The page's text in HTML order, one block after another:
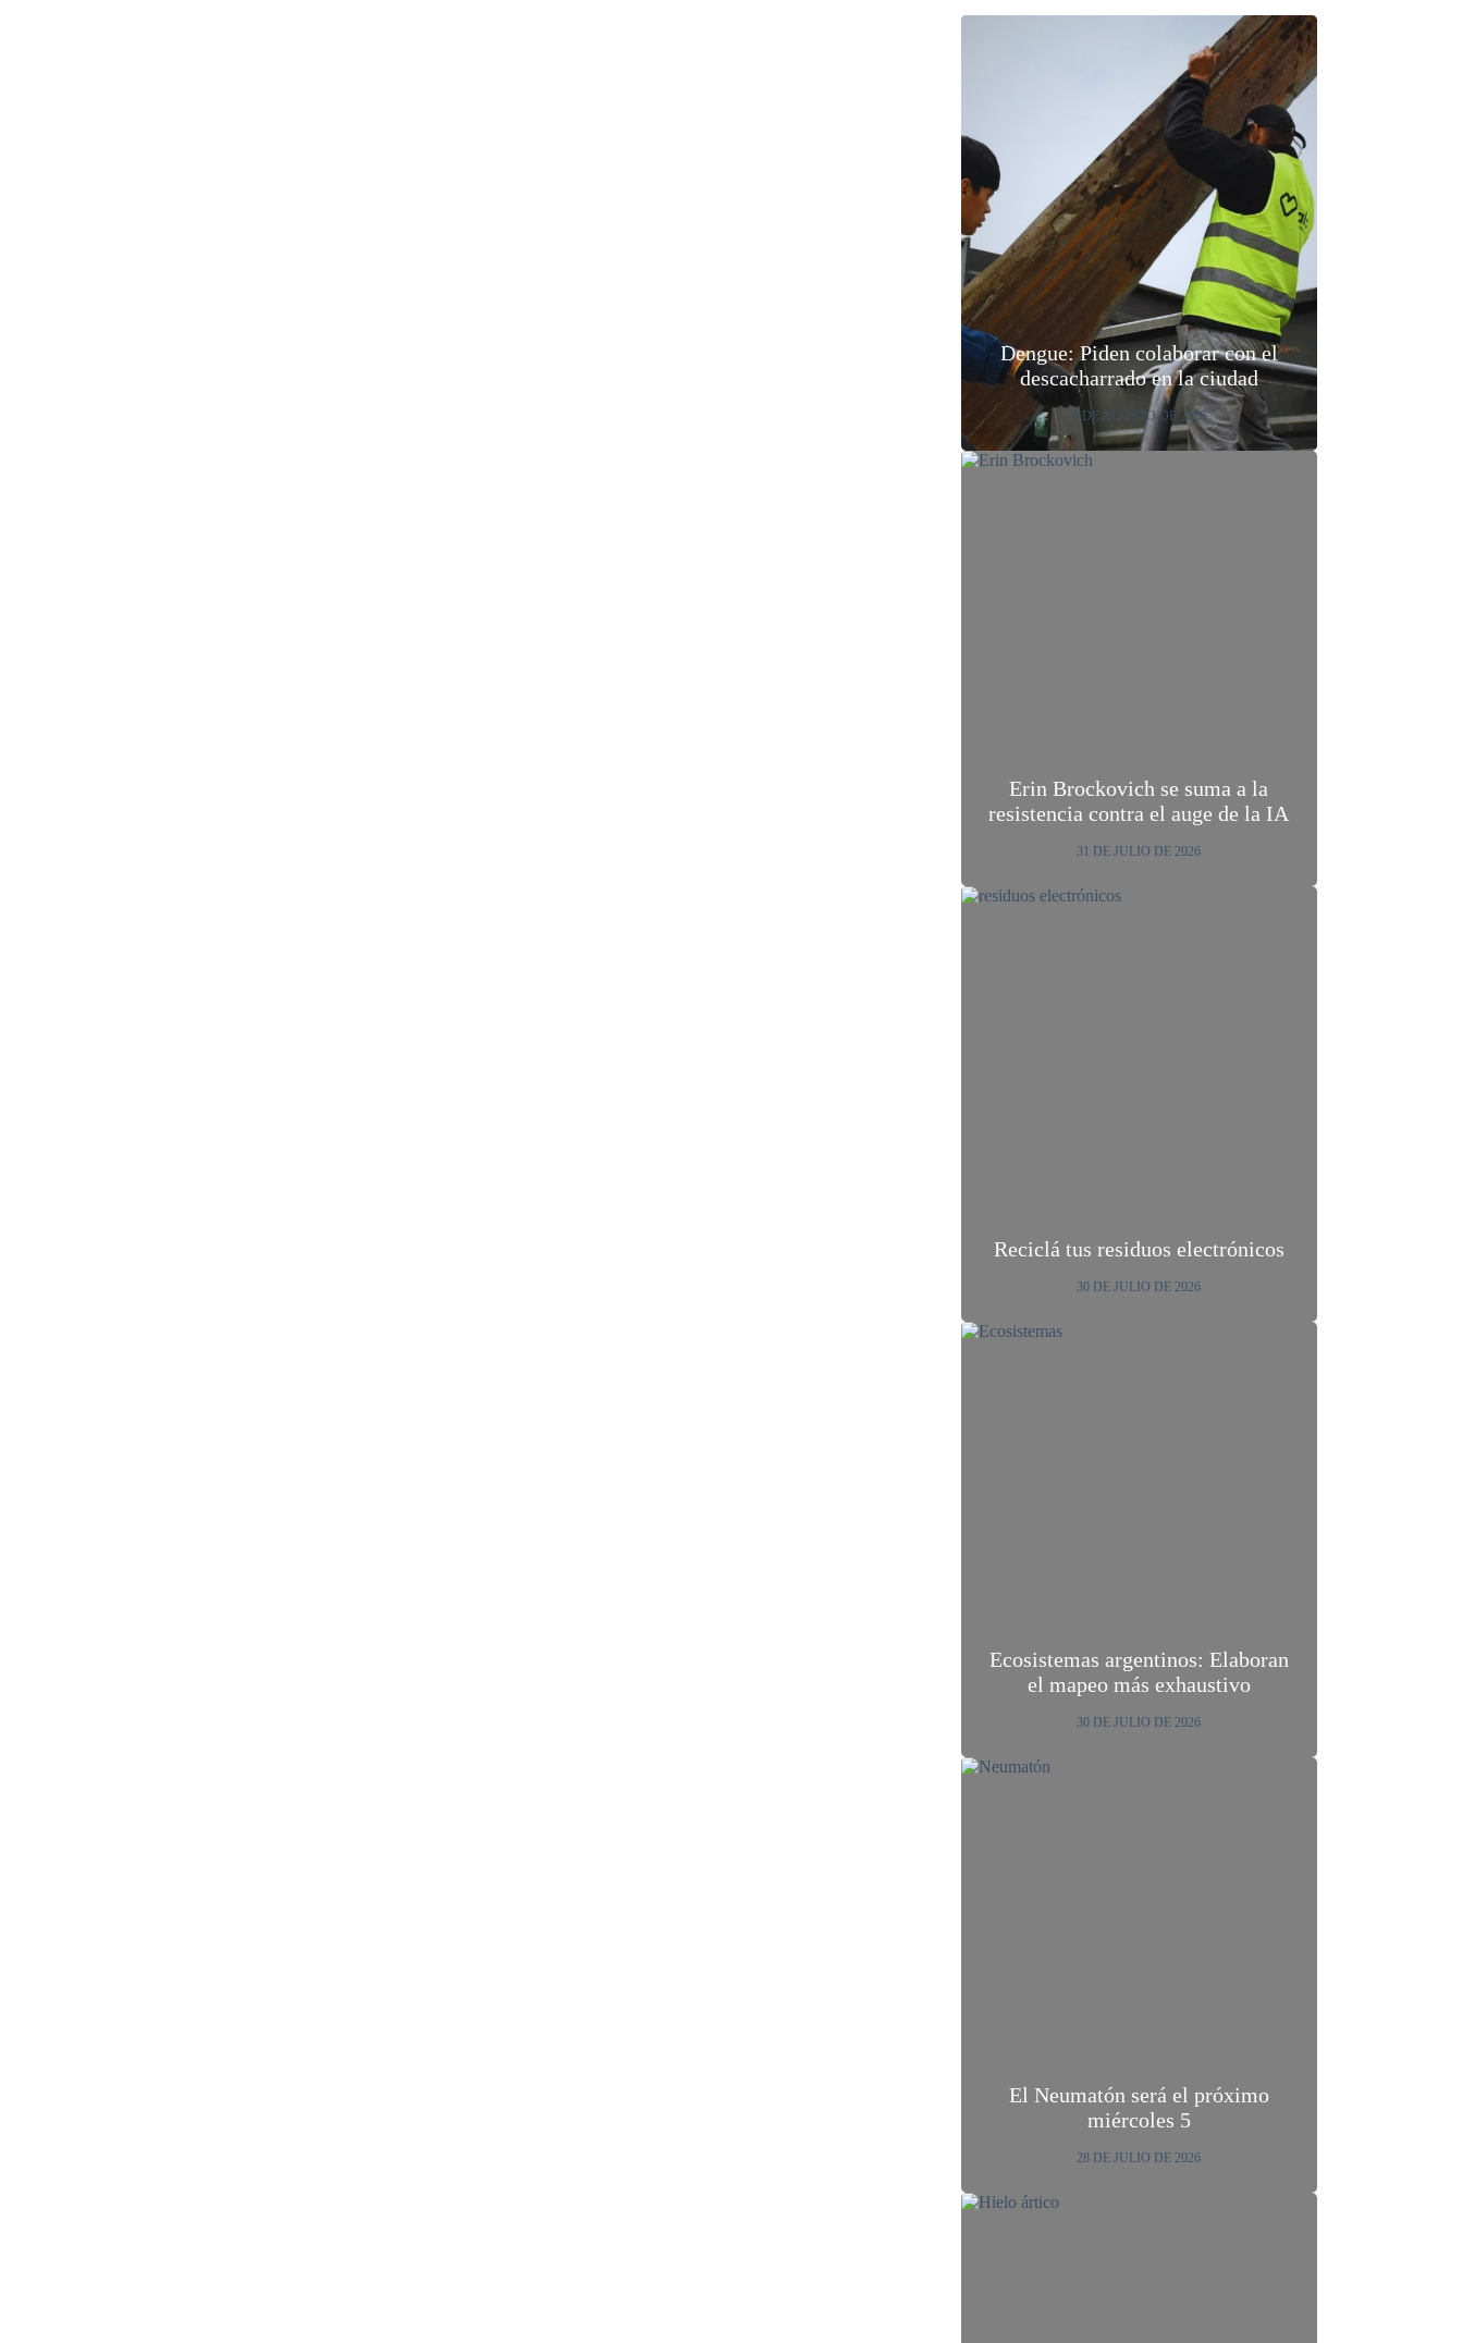
Dengue: Piden colaborar con el
descacharrado en la ciudad
4 DE AGOSTO DE 2026
Erin Brockovich se suma a la
resistencia contra el auge de la IA
31 DE JULIO DE 2026
Reciclá tus residuos electrónicos
30 DE JULIO DE 2026
Ecosistemas argentinos: Elaboran
el mapeo más exhaustivo
30 DE JULIO DE 2026
El Neumatón será el próximo
miércoles 5
28 DE JULIO DE 2026